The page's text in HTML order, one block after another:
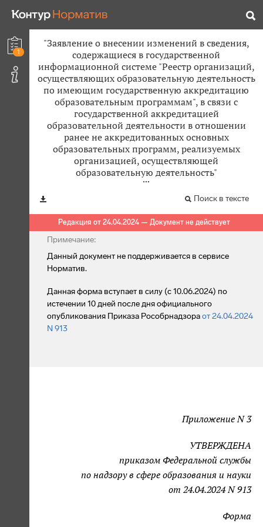
1
"Заявление о внесении изменений в сведения,
содержащиеся в государственной
информационной системе "Реестр организаций,
осуществляющих образовательную деятельность
по имеющим государственную аккредитацию
образовательным программам", в связи с
государственной аккредитацией
образовательной деятельности в отношении
ранее не аккредитованных основных
образовательных программ, реализуемых
организацией, осуществляющей
образовательную деятельность"
Поиск в тексте
Редакция от 24.04.2024 — Документ не действует
Примечание:
Данный документ не поддерживается в сервисе
Норматив.
Данная форма вступает в силу (с 10.06.2024) по
истечении 10 дней после дня официального
опубликования Приказа Рособрнадзораот 24.04.2024
N 913
Приложение N 3
УТВЕРЖДЕНА
приказом Федеральной службы
по надзору в сфере образования и науки
от 24.04.2024 N 913
Форма